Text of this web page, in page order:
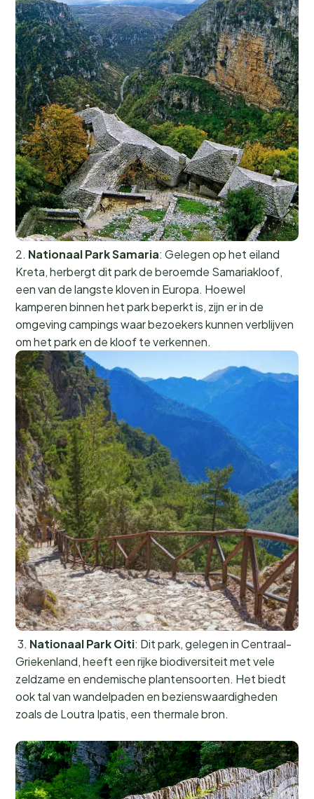
2. Nationaal Park Samaria: Gelegen op het eiland
Kreta, herbergt dit park de beroemde Samariakloof,
een van de langste kloven in Europa. Hoewel
kamperen binnen het park beperkt is, zijn er in de
omgeving campings waar bezoekers kunnen verblijven
om het park en de kloof te verkennen.
3. Nationaal Park Oiti: Dit park, gelegen in Centraal-
Griekenland, heeft een rijke biodiversiteit met vele
zeldzame en endemische plantensoorten. Het biedt
ook tal van wandelpaden en bezienswaardigheden
zoals de Loutra Ipatis, een thermale bron.